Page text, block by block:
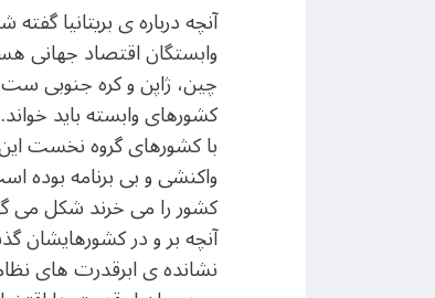
آنچه درباره ی بریتانیا
وابستگان اقتصاد جهانی
چین، ژاپن و کره جنوبی ست.
کشورهای وابسته باید
با کشورهای گروه نخست
واکنشی و بی برنامه بوده
کشور را می خرند شکل می
آنچه بر و در کشورهایشان
نشانده ی ابرقدرت های